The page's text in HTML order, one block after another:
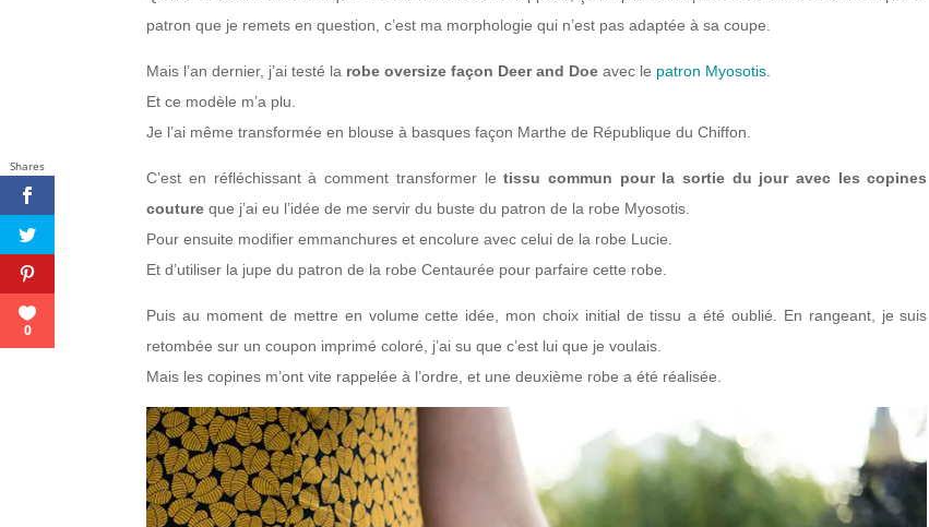
patron que je remets en question, c’est ma morphologie qui n’est pas adaptée à sa coupe.
Mais l’an dernier, j’ai testé la robe oversize façon Deer and Doe avec le patron Myosotis.
Et ce modèle m’a plu.
Je l’ai même transformée en blouse à basques façon Marthe de République du Chiffon.
C’est en réfléchissant à comment transformer letissu commun pour la sortie du jour avec les copines
couture que j’ai eu l’idée de me servir du buste du patron de la robe Myosotis.
Pour ensuite modifier emmanchures et encolure avec celui de la robe Lucie.
Et d’utiliser la jupe du patron de la robe Centaurée pour parfaire cette robe.
Puis au moment de mettre en volume cette idée, mon choix initial de tissu a été oublié. En rangeant, je suis
retombée sur un coupon imprimé coloré, j’ai su que c’est lui que je voulais.
Mais les copines m’ont vite rappelée à l’ordre, et une deuxième robe a été réalisée.
Shares
0